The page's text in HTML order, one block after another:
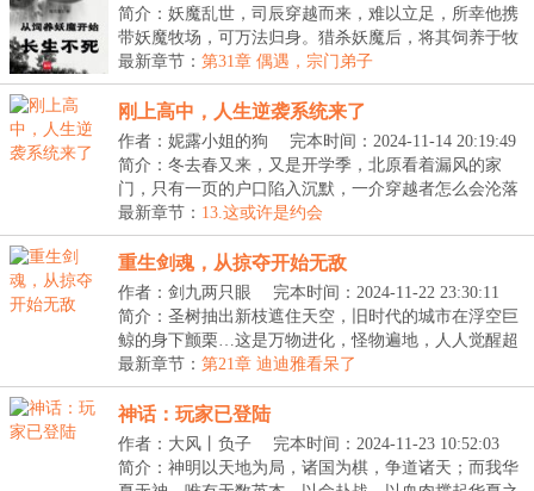
简介：妖魔乱世，司辰穿越而来，难以立足，所幸他携
带妖魔牧场，可万法归身。猎杀妖魔后，将其饲养于牧
场...
最新章节： 第31章 偶遇，宗门弟子
刚上高中，人生逆袭系统来了
作者：妮露小姐的狗
完本时间：2024-11-14 20:19:49
简介：冬去春又来，又是开学季，北原看着漏风的家
门，只有一页的户口陷入沉默，一介穿越者怎么会沦落
到这...
最新章节： 13.这或许是约会
重生剑魂，从掠夺开始无敌
作者：剑九两只眼
完本时间：2024-11-22 23:30:11
简介：圣树抽出新枝遮住天空，旧时代的城市在浮空巨
鲸的身下颤栗…这是万物进化，怪物遍地，人人觉醒超
凡...
最新章节： 第21章 迪迪雅看呆了
神话：玩家已登陆
作者：大风丨负子
完本时间：2024-11-23 10:52:03
简介：神明以天地为局，诸国为棋，争道诸天；而我华